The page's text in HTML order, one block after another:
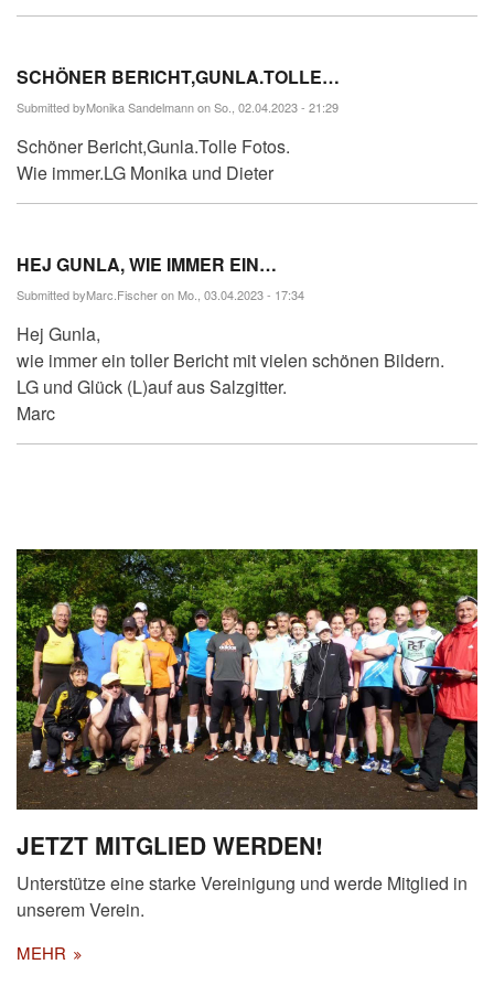
SCHÖNER BERICHT,GUNLA.TOLLE…
Submitted byMonika Sandelmannon So., 02.04.2023 - 21:29
Schöner Bericht,Gunla.Tolle Fotos.
Wie immer.LG Monika und Dieter
HEJ GUNLA, WIE IMMER EIN…
Submitted byMarc.Fischeron Mo., 03.04.2023 - 17:34
Hej Gunla,
wie immer ein toller Bericht mit vielen schönen Bildern.
LG und Glück (L)auf aus Salzgitter.
Marc
JETZT MITGLIED WERDEN!
Unterstütze eine starke Vereinigung und werde Mitglied in
unserem Verein.
MEHR